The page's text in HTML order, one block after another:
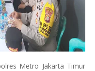
Metro Jakarta Timur